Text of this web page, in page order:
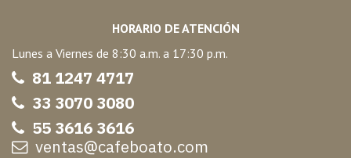
HORARIO DE ATENCIÓN
Lunes a Viernes de 8:30 a.m. a 17:30 p.m.
81 1247 4717
33 3070 3080
55 3616 3616
ventas@cafeboato.com